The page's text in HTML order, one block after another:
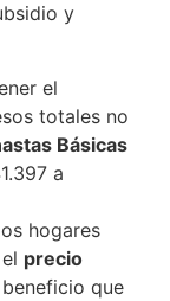
y
el
totales no
Básicas
a
hogares
precio
que